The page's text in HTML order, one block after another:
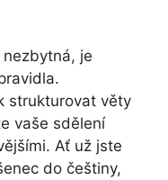
je
strukturovat věty
vaše sdělení
Ať už jste
do češtiny,